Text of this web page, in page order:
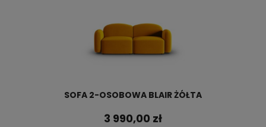
SOFA 2-OSOBOWA BLAIR ŻÓŁTA
3 990,00 zł